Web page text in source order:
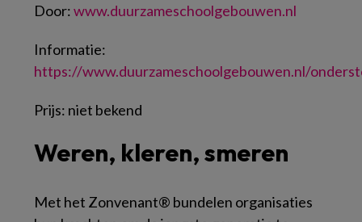
Door:www.duurzameschoolgebouwen.nl
Informatie:
https://www.duurzameschoolgebouwen.nl/
Prijs: niet bekend
Weren, kleren, smeren
Met het Zonvenant® bundelen organisaties